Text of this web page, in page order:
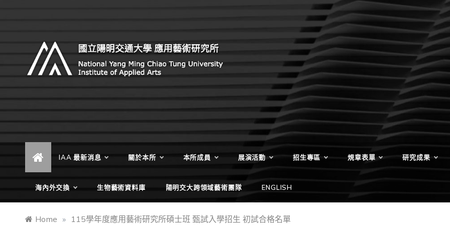
國立陽明交通大學 應用藝術研
究所
Institute of Applied Arts, National Yang Ming Chiao
IAA 最新消息 關於本所 本所成員 展演活動 招生專區 規章表單 研究成果
海內外交換 生物藝術資料庫 陽明交大跨領域藝術團隊 ENGLISH
Home » 115學年度應用藝術研究所碩士班 甄試入學招生 初試合格名單